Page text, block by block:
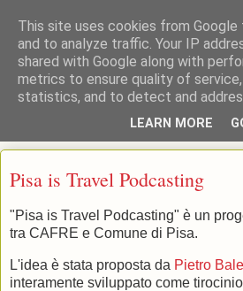
: : CAFRE : : Centro Interdipartimentale
Formazione e la Ricerca Educativa
Pisa is Travel Podcasting
"Pisa is Travel Podcasting" è un
tra CAFRE e Comune di Pisa.
L'idea è stata proposta da Pietro
interamente sviluppato come
This site uses cookies from
and to analyze traffic. Your IP
shared with Google along with
metrics to ensure quality of
statistics, and to detect and
LEARN MORE